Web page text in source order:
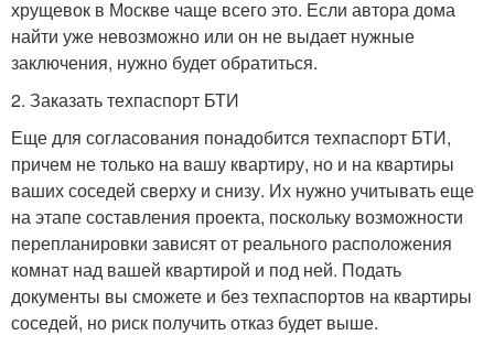
хрущевок в Москве чаще всего это. Если автора дома
найти уже невозможно или он не выдает нужные
заключения, нужно будет обратиться.
2. Заказать техпаспорт БТИ
Еще для согласования понадобится техпаспорт БТИ,
причем не только на вашу квартиру, но и на квартиры
ваших соседей сверху и снизу. Их нужно учитывать еще
на этапе составления проекта, поскольку возможности
перепланировки зависят от реального расположения
комнат над вашей квартирой и под ней. Подать
документы вы сможете и без техпаспортов на квартиры
соседей, но риск получить отказ будет выше.